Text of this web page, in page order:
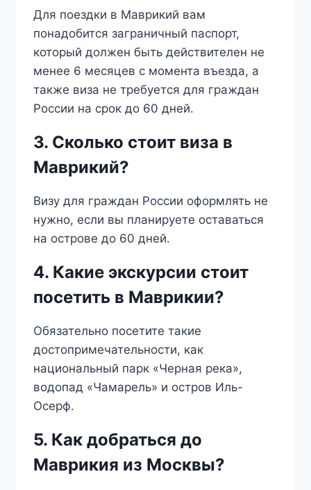
Для поездки в Маврикий вам
понадобится заграничный паспорт,
который должен быть действителен не
менее 6 месяцев с момента въезда, а
также виза не требуется для граждан
России на срок до 60 дней.
3. Сколько стоит виза в
Маврикий?
Визу для граждан России оформлять не
нужно, если вы планируете оставаться
на острове до 60 дней.
4. Какие экскурсии стоит
посетить в Маврикии?
Обязательно посетите такие
достопримечательности, как
национальный парк «Черная река»,
водопад «Чамарель» и остров Иль-
Осерф.
5. Как добраться до
Маврикия из Москвы?